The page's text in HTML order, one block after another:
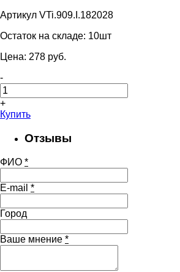
Артикул VTi.909.I.182028
Остаток на складе: 10шт
Цена: 278 pуб.
-
+
Купить
Отзывы
ФИО *
E-mail *
Город
Ваше мнение *